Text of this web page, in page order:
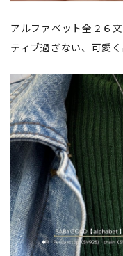
アルファベット全２６
ティブ過ぎない、可愛